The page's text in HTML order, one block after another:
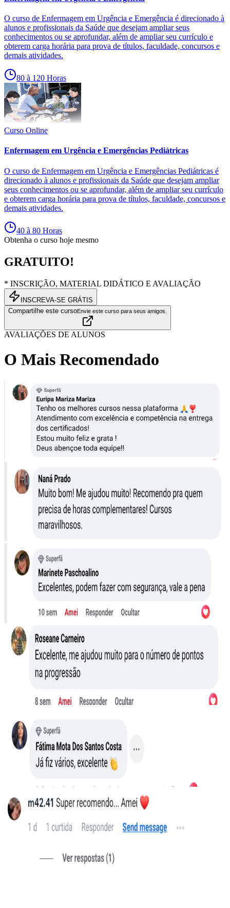
O curso de Enfermagem em Urgência e Emergência é direcionado à
alunos e profissionais da Saúde que desejam ampliar seus
conhecimentos ou se aprofundar, além de ampliar seu currículo e
obterem carga horária para prova de títulos, faculdade, concursos e
demais atividades.
80 à 120 Horas
Curso Online
Enfermagem em Urgência e Emergências Pediátricas
O curso de Enfermagem em Urgência e Emergências Pediátricas é
direcionado à alunos e profissionais da Saúde que desejam ampliar
seus conhecimentos ou se aprofundar, além de ampliar seu currículo
e obterem carga horária para prova de títulos, faculdade, concursos e
demais atividades.
40 à 80 Horas
Obtenha o curso hoje mesmo
GRATUITO!
* INSCRIÇÃO, MATERIAL DIDÁTICO E AVALIAÇÃO
INSCREVA-SE GRÁTIS
Compartilhe este cursoEnvie este curso para seus amigos.
AVALIAÇÕES DE ALUNOS
O Mais Recomendado